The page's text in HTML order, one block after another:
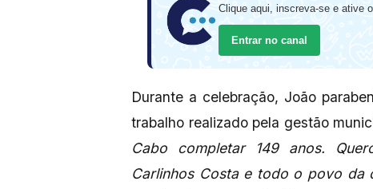
Clique aqui, inscreva-se e ative
Entrar no canal
Durante a celebração, João
trabalho realizado pela gestão
Cabo completar 149 anos.
Carlinhos Costa e todo o povo da